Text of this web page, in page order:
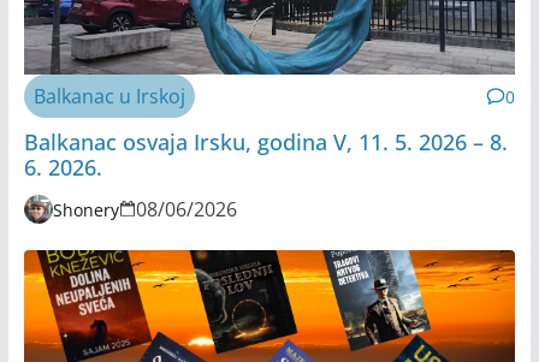
Balkanac u Irskoj 0
Balkanac osvaja Irsku, godina V, 11. 5. 2026 – 8.
6. 2026.
Shonery 08/06/2026